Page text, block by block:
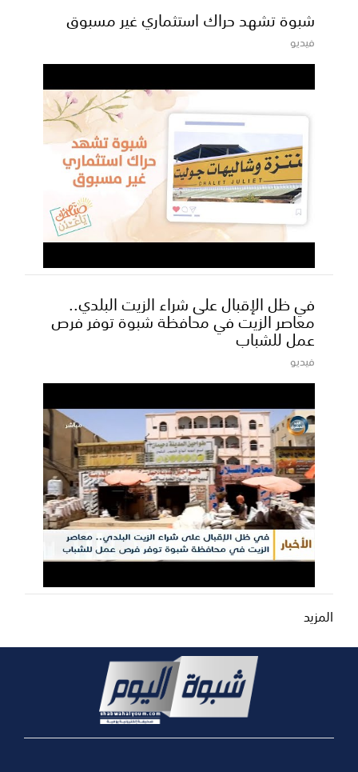
شبوة تشهد حراك استثماري غير مسبوق
فيديو
في ظل الإقبال على شراء الزيت البلدي..
معاصر الزيت في محافظة شبوة توفر فرص
عمل للشباب
فيديو
المزيد